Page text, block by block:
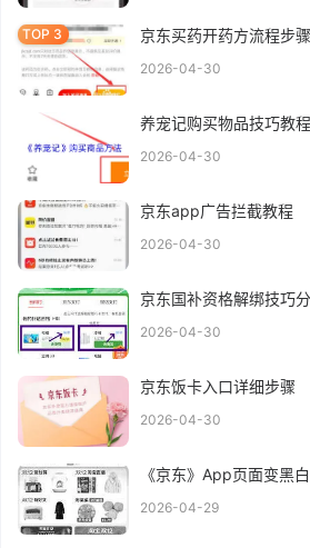
京东买药开药方流程步骤
2026-04-30
养宠记购买物品技巧教程
2026-04-30
京东app广告拦截教程
2026-04-30
京东国补资格解绑技巧
2026-04-30
京东饭卡入口详细步骤
2026-04-30
《京东》App页面变黑
2026-04-29